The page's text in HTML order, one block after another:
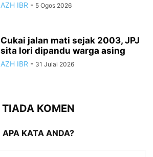
AZH IBR - 5 Ogos 2026
Cukai jalan mati sejak 2003, JPJ
sita lori dipandu warga asing
AZH IBR - 31 Julai 2026
TIADA KOMEN
APA KATA ANDA?